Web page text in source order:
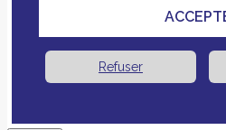
Refuser